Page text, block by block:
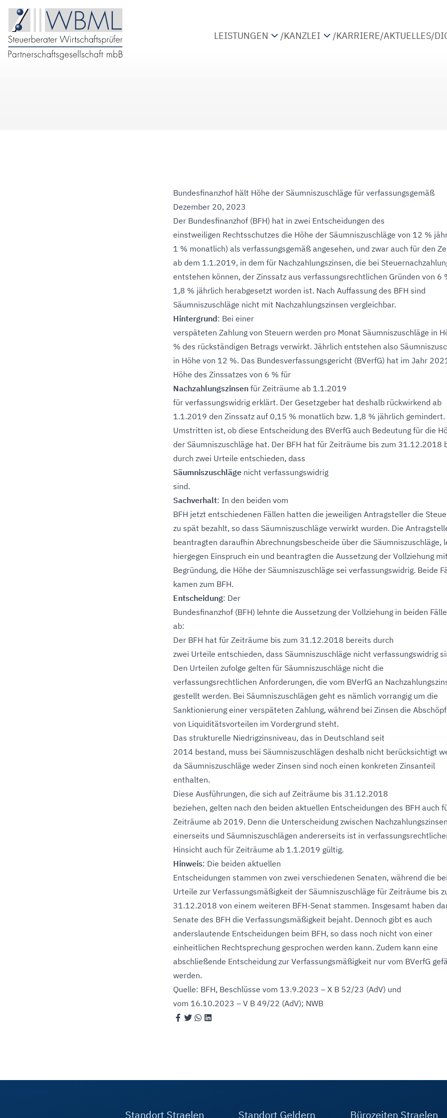
LEISTUNGEN
/KANZLEI
/KARRIERE/AKTUELLES/
Bundesfinanzhof hält Höhe der Säumniszuschläge für verfassungsgemäß
Dezember 20, 2023
Der Bundesfinanzhof (BFH) hat in zwei Entscheidungen des
einstweiligen Rechtsschutzes die Höhe der Säumniszuschläge von 12 %
1 % monatlich) als verfassungsgemäß angesehen, und zwar auch für den
ab dem 1.1.2019, in dem für Nachzahlungszinsen, die bei
entstehen können, der Zinssatz aus verfassungsrechtlichen Gründen von 6
1,8 % jährlich herabgesetzt worden ist. Nach Auffassung des BFH sind
Säumniszuschläge nicht mit Nachzahlungszinsen vergleichbar.
Hintergrund: Bei einer
verspäteten Zahlung von Steuern werden pro Monat Säumniszuschläge in
% des rückständigen Betrags verwirkt. Jährlich entstehen also
in Höhe von 12 %. Das Bundesverfassungsgericht (BVerfG) hat im Jahr
Höhe des Zinssatzes von 6 % für
Nachzahlungszinsen für Zeiträume ab 1.1.2019
für verfassungswidrig erklärt. Der Gesetzgeber hat deshalb rückwirkend ab
1.1.2019 den Zinssatz auf 0,15 % monatlich bzw. 1,8 % jährlich gemindert.
Umstritten ist, ob diese Entscheidung des BVerfG auch Bedeutung für die
der Säumniszuschläge hat. Der BFH hat für Zeiträume bis zum 31.12.2018
durch zwei Urteile entschieden, dass
Säumniszuschläge nicht verfassungswidrig
sind.
Sachverhalt: In den beiden vom
BFH jetzt entschiedenen Fällen hatten die jeweiligen Antragsteller die
zu spät bezahlt, so dass Säumniszuschläge verwirkt wurden. Die
beantragten daraufhin Abrechnungsbescheide über die Säumniszuschläge,
hiergegen Einspruch ein und beantragten die Aussetzung der Vollziehung
Begründung, die Höhe der Säumniszuschläge sei verfassungswidrig. Beide
kamen zum BFH.
Entscheidung: Der
Bundesfinanzhof (BFH) lehnte die Aussetzung der Vollziehung in beiden
ab:
Der BFH hat für Zeiträume bis zum 31.12.2018 bereits durch
zwei Urteile entschieden, dass Säumniszuschläge nicht verfassungswidrig
Den Urteilen zufolge gelten für Säumniszuschläge nicht die
verfassungsrechtlichen Anforderungen, die vom BVerfG an
gestellt werden. Bei Säumniszuschlägen geht es nämlich vorrangig um die
Sanktionierung einer verspäteten Zahlung, während bei Zinsen die
von Liquiditätsvorteilen im Vordergrund steht.
Das strukturelle Niedrigzinsniveau, das in Deutschland seit
2014 bestand, muss bei Säumniszuschlägen deshalb nicht berücksichtigt
da Säumniszuschläge weder Zinsen sind noch einen konkreten Zinsanteil
enthalten.
Diese Ausführungen, die sich auf Zeiträume bis 31.12.2018
beziehen, gelten nach den beiden aktuellen Entscheidungen des BFH auch
Zeiträume ab 2019. Denn die Unterscheidung zwischen Nachzahlungszinsen
einerseits und Säumniszuschlägen andererseits ist in
Hinsicht auch für Zeiträume ab 1.1.2019 gültig.
Hinweis: Die beiden aktuellen
Entscheidungen stammen von zwei verschiedenen Senaten, während die
Urteile zur Verfassungsmäßigkeit der Säumniszuschläge für Zeiträume bis
31.12.2018 von einem weiteren BFH-Senat stammen. Insgesamt haben
Senate des BFH die Verfassungsmäßigkeit bejaht. Dennoch gibt es auch
anderslautende Entscheidungen beim BFH, so dass noch nicht von einer
einheitlichen Rechtsprechung gesprochen werden kann. Zudem kann eine
abschließende Entscheidung zur Verfassungsmäßigkeit nur vom BVerfG
werden.
Quelle: BFH, Beschlüsse vom 13.9.2023 – X B 52/23 (AdV) und
vom 16.10.2023 – V B 49/22 (AdV); NWB
Standort Straelen Standort Geldern Bürozeiten Straelen